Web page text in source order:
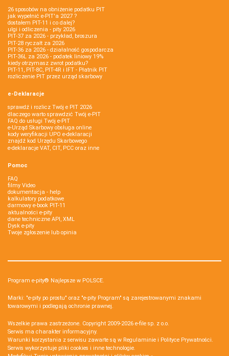
26 sposobów na obniżenie podatku PIT
jak wypełnić e-PIT'a 2027 ?
dostałem PIT-11 i co dalej?
ulgi i odliczenia - pity 2026
PIT-37 za 2026 - przykład, broszura
PIT-28 ryczałt za 2026
PIT-36 za 2026 - działalność gospodarcza
PIT-36L za 2026 - podatek liniowy 19%
kiedy otrzymasz zwrot podatku?
PIT-11, PIT-8C, PIT-4R i IFT - Płatnik PIT
rozliczenie PIT przez urząd skarbowy
e-Deklaracje
sprawdź i rozlicz Twój e PIT 2026
dlaczego warto sprawdzić Twój e-PIT
FAQ do usługi Twój e-PIT
e-Urząd Skarbowy obsługa online
kody weryfikacji UPO e-deklaracji
znajdź kod Urzędu Skarbowego
e-deklaracje VAT, CIT, PCC oraz inne
Pomoc
FAQ
filmy Video
dokumentacja - help
kalkulatory podatkowe
darmowy e-book PIT-11
aktualności e-pity
dane techniczne API, XML
Dysk e-pity
Twoje zgłoszenie lub opinia
Program e-pity® Najlepsze w POLSCE.
Marki: "e-pity po prostu" oraz "e-pity Program" są zarejestrowanymi znakami
towarowymi i podlegają ochronie prawnej.
Wszelkie prawa zastrzeżone. Copyright 2009-2026 e-file sp. z o.o.
Serwis ma charakter informacyjny.
Warunki korzystania z serwisu zawarte są w Regulaminie i Polityce Prywatności.
Serwis wykorzystuje pliki cookies i inne technologie.